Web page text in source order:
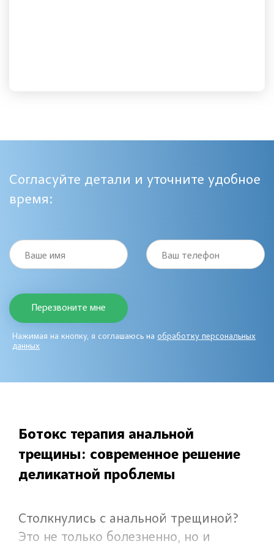
Согласуйте детали и уточните удобное
время:
Ваше имя Ваш телефон
Нажимая на кнопку, я соглашаюсь на обработку персональных
данных
Ботокс терапия анальной
трещины: современное решение
деликатной проблемы
Столкнулись с анальной трещиной?
Это не только болезненно, но и